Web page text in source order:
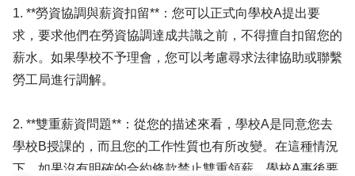
1. **勞資協調與薪資扣留**：您可以正式向學校A提出要
求，要求他們在勞資協調達成共識之前，不得擅自扣留您的
薪水。如果學校不予理會，您可以考慮尋求法律協助或聯繫
勞工局進行調解。
2. **雙重薪資問題**：從您的描述來看，學校A是同意您去
學校B授課的，而且您的工作性質也有所改變。在這種情況
下，如果沒有明確的合約條款禁止雙重領薪，學校A事後要